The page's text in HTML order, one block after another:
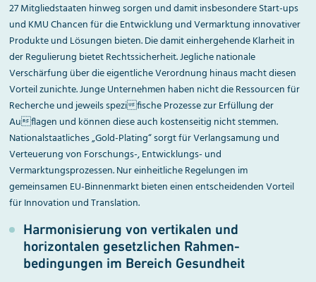
27 Mitgliedstaaten hinweg sorgen und damit insbesondere Start-ups
und KMU Chancen für die Entwicklung und Vermarktung innovativer
Produkte und Lösungen bieten. Die damit einhergehende Klarheit in
der Regulierung bietet Rechtssicherheit. Jegliche nationale
Verschärfung über die eigentliche Verordnung hinaus macht diesen
Vorteil zunichte. Junge Unternehmen haben nicht die Ressourcen für
Recherche und jeweils spezifische Prozesse zur Erfüllung der
Auflagen und können diese auch kostenseitig nicht stemmen.
Nationalstaatliches „Gold-Plating“ sorgt für Verlangsamung und
Verteuerung von Forschungs-, Entwicklungs- und
Vermarktungsprozessen. Nur einheitliche Regelungen im
gemeinsamen EU-Binnenmarkt bieten einen entscheidenden Vorteil
für Innovation und Translation.
Harmonisierung von vertikalen und
horizontalen gesetzlichen Rahmen­
bedingungen im Bereich Gesundheit